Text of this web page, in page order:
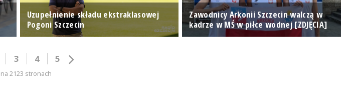
Uzupełnienie składu ekstraklasowej
Pogoni Szczecin
Zawodnicy Arkonii Szczecin walczą w
kadrze w MŚ w piłce wodnej [ZDJĘCIA]
3 4 5
2123 stronach